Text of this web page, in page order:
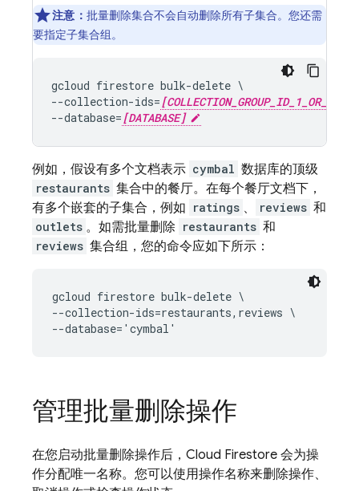
注意： 批量删除集合不会自动删除所有子集合。您还需
要指定子集合组。
gcloud firestore bulk-delete \
--collection-ids=
--database= [DATABASE]
例如，假设有多个文档表示 cymbal 数据库的顶级
restaurants 集合中的餐厅。在每个餐厅文档下，
有多个嵌套的子集合，例如 ratings 、 reviews 和
outlets 。如需批量删除 restaurants 和
reviews 集合组，您的命令应如下所示：
gcloud firestore bulk-delete \
--collection-ids=restaurants,reviews \
--database='cymbal'
管理批量删除操作
在您启动批量删除操作后， Cloud Firestore 会为操
作分配唯一名称。您可以使用操作名称来删除操作、